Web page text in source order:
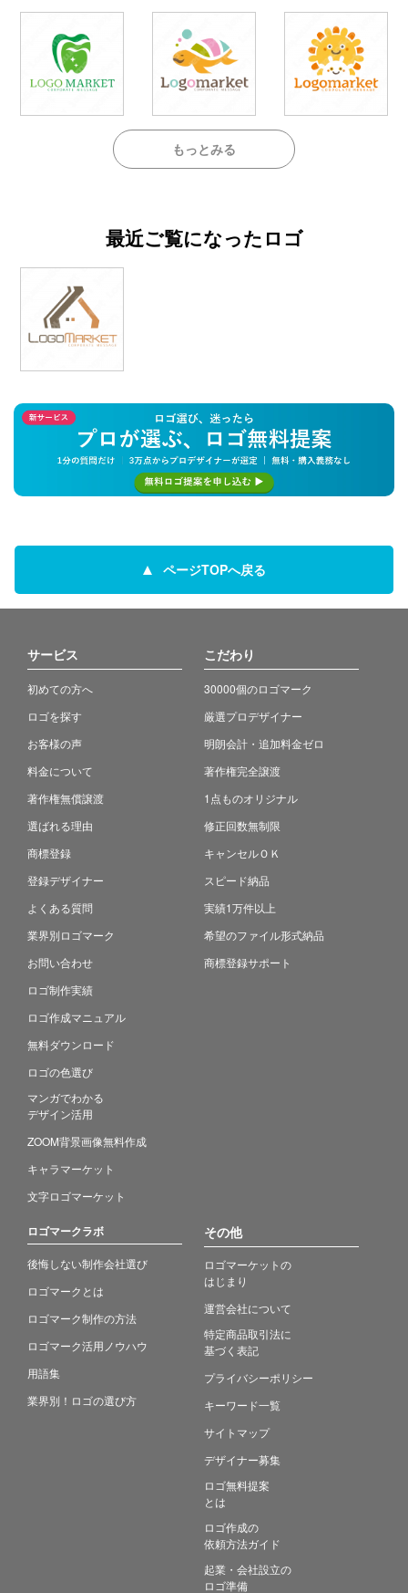
もっとみる
最近ご覧になったロゴ
ページTOPへ戻る
サービス
初めての方へ
ロゴを探す
お客様の声
料金について
著作権無償譲渡
選ばれる理由
商標登録
登録デザイナー
よくある質問
業界別ロゴマーク
お問い合わせ
ロゴ制作実績
ロゴ作成マニュアル
無料ダウンロード
ロゴの色選び
マンガでわかる
デザイン活用
ZOOM背景画像無料作成
キャラマーケット
文字ロゴマーケット
こだわり
30000個のロゴマーク
厳選プロデザイナー
明朗会計・追加料金ゼロ
著作権完全譲渡
1点ものオリジナル
修正回数無制限
キャンセルＯＫ
スピード納品
実績1万件以上
希望のファイル形式納品
商標登録サポート
ロゴマークラボ
後悔しない制作会社選び
ロゴマークとは
ロゴマーク制作の方法
ロゴマーク活用ノウハウ
用語集
業界別！ロゴの選び方
その他
ロゴマーケットの
はじまり
運営会社について
特定商品取引法に
基づく表記
プライバシーポリシー
キーワード一覧
サイトマップ
デザイナー募集
ロゴ無料提案
とは
ロゴ作成の
依頼方法ガイド
起業・会社設立の
ロゴ準備